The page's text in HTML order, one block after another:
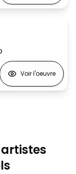
Voir l'oeuvre